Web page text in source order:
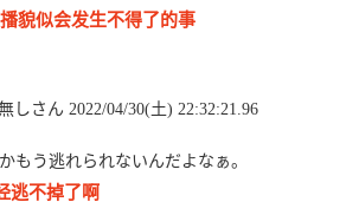
貌似会发生不得了的事
しさん 2022/04/30(土) 22:32:21.96
もう逃れられないんだよなぁ。
不掉了啊